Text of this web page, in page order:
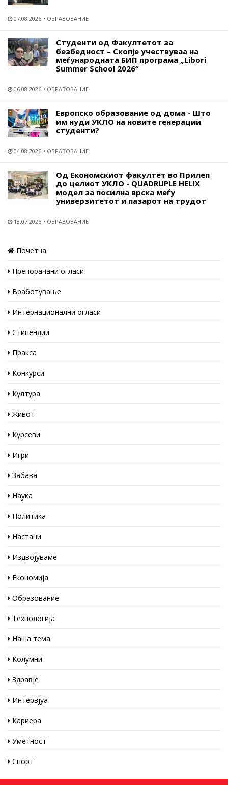
07.08.2026 ОБРАЗОВАНИЕ
Студенти од Факултетот за
безбедност – Скопје учествуваа на
меѓународната БИП програма „Libori
Summer School 2026“
06.08.2026 ОБРАЗОВАНИЕ
Европско образование од дома - Што
им нуди УКЛО на новите генерации
студенти?
04.08.2026 ОБРАЗОВАНИЕ
Од Економскиот факултет во Прилеп
до целиот УКЛО - QUADRUPLE HELIX
модел за посилна врска меѓу
универзитетот и пазарот на трудот
13.07.2026 ОБРАЗОВАНИЕ
Почетна
Препорачани огласи
Вработување
Интернационални огласи
Стипендии
Пракса
Конкурси
Култура
Живот
Курсеви
Игри
Забава
Наука
Политика
Настани
Издвојуваме
Економија
Образование
Технологија
Наша тема
Колумни
Здравје
Интервјуа
Кариера
Уметност
Спорт